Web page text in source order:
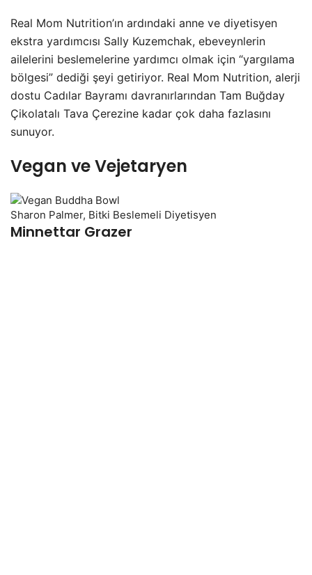
Real Mom Nutrition’ın ardındaki anne ve diyetisyen
ekstra yardımcısı Sally Kuzemchak, ebeveynlerin
ailelerini beslemelerine yardımcı olmak için “yargılama
bölgesi” dediği şeyi getiriyor. Real Mom Nutrition, alerji
dostu Cadılar Bayramı davranırlarından Tam Buğday
Çikolatalı Tava Çerezine kadar çok daha fazlasını
sunuyor.
Vegan ve Vejetaryen
Sharon Palmer, Bitki Beslemeli Diyetisyen
Minnettar Grazer